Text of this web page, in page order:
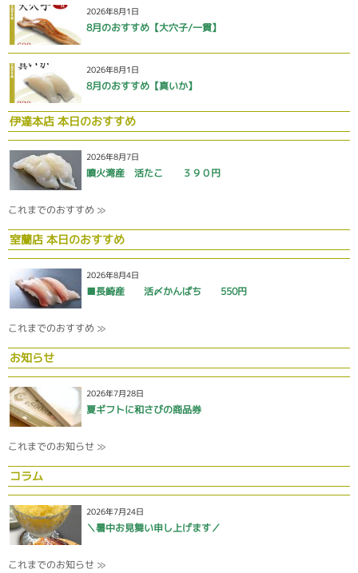
2026年8月1日
8月のおすすめ【大穴子/一貫】
2026年8月1日
8月のおすすめ【真いか】
伊達本店 本日のおすすめ
2026年8月7日
噴火湾産 活たこ ３９０円
これまでのおすすめ ≫
室蘭店 本日のおすすめ
2026年8月4日
■長崎産 活〆かんぱち 550円
これまでのおすすめ ≫
お知らせ
2026年7月28日
夏ギフトに和さびの商品券
これまでのお知らせ ≫
コラム
2026年7月24日
＼暑中お見舞い申し上げます／
これまでのお知らせ ≫